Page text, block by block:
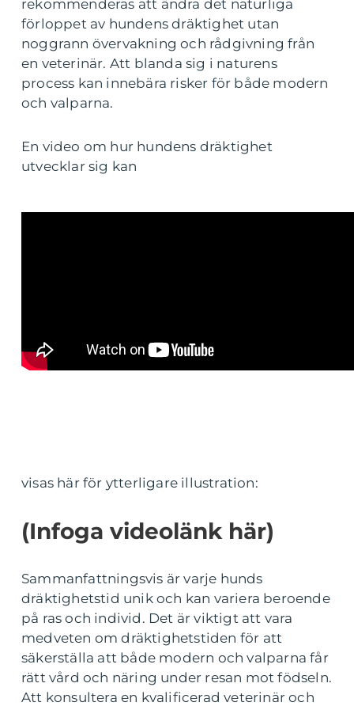
rekommenderas att ändra det naturliga
förloppet av hundens dräktighet utan
noggrann övervakning och rådgivning från
en veterinär. Att blanda sig i naturens
process kan innebära risker för både modern
och valparna.
En video om hur hundens dräktighet
utvecklar sig kan
visas här för ytterligare illustration:
(Infoga videolänk här)
Sammanfattningsvis är varje hunds
dräktighetstid unik och kan variera beroende
på ras och individ. Det är viktigt att vara
medveten om dräktighetstiden för att
säkerställa att både modern och valparna får
rätt vård och näring under resan mot födseln.
Att konsultera en kvalificerad veterinär och